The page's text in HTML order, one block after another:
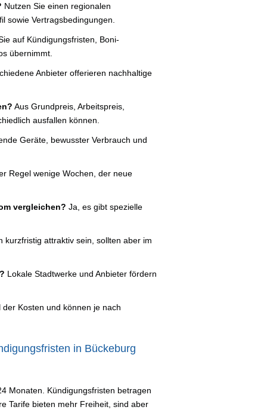
Nutzen Sie einen regionalen
sowie Vertragsbedingungen.
auf Kündigungsfristen, Boni-
übernimmt.
Anbieter offerieren nachhaltige
Aus Grundpreis, Arbeitspreis,
ausfallen können.
Geräte, bewusster Verbrauch und
Regel wenige Wochen, der neue
vergleichen? Ja, es gibt spezielle
kurzfristig attraktiv sein, sollten aber im
Lokale Stadtwerke und Anbieter fördern
der Kosten und können je nach
in Bückeburg
Monaten. Kündigungsfristen betragen
Tarife bieten mehr Freiheit, sind aber